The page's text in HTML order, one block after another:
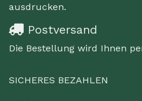
ausdrucken.
Postversand
Die Bestellung wird Ihnen
SICHERES BEZAHLEN